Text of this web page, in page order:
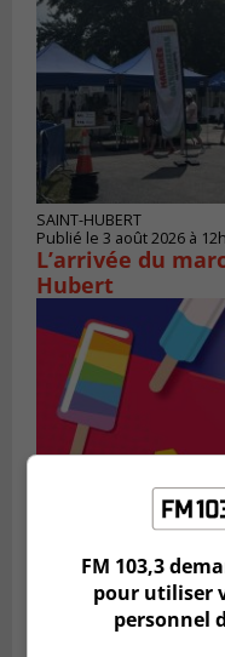
SAINT-HUBERT
Publié le 3 août 2026 à
L’arrivée du
Hubert
SAINT-BRUNO-DE-
Publié le 2 août 2026 à
FM 103,3
pour utiliser
personnel